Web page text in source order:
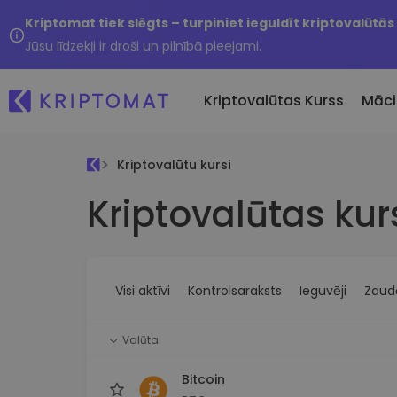
Kriptomat tiek slēgts – turpiniet ieguldīt kriptovalūtās
Jūsu līdzekļi ir droši un pilnībā pieejami.
Kriptovalūtas Kurss
Visas cenas
Vairāk nekā 300 kriptovalūtu Nesen
Pērciet vairāk nekā 300
kriptovalūtas
iespējas
Kriptovalūtu kursi
Kriptovalūtas
Visi aktīvi Kontrolsaraksts Ieguvēji
Valūta
Bitcoin